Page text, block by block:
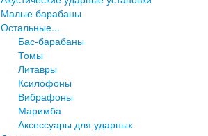
Малые барабаны
Остальные...
Бас-барабаны
Томы
Литавры
Ксилофоны
Вибрафоны
Маримба
Аксессуары для ударных